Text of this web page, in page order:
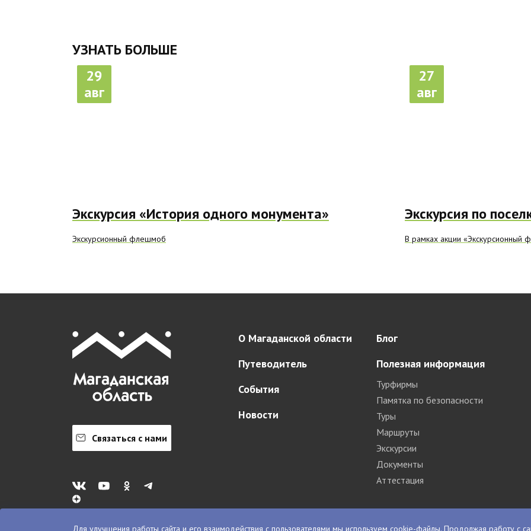
УЗНАТЬ БОЛЬШЕ
29
авг
Экскурсия «История одного монумента»
Экскурсионный флешмоб
27
авг
Экскурсия по
В рамках акции «Экскурсионный
Связаться с нами
О Магаданской области
Путеводитель
События
Новости
Блог
Полезная информация
Турфирмы
Памятка по безопасности
Туры
Маршруты
Экскурсии
Документы
Аттестация
Для улучшения работы сайта и его взаимодействия с пользователями мы используем cookie-файлы. Продолжая работу с